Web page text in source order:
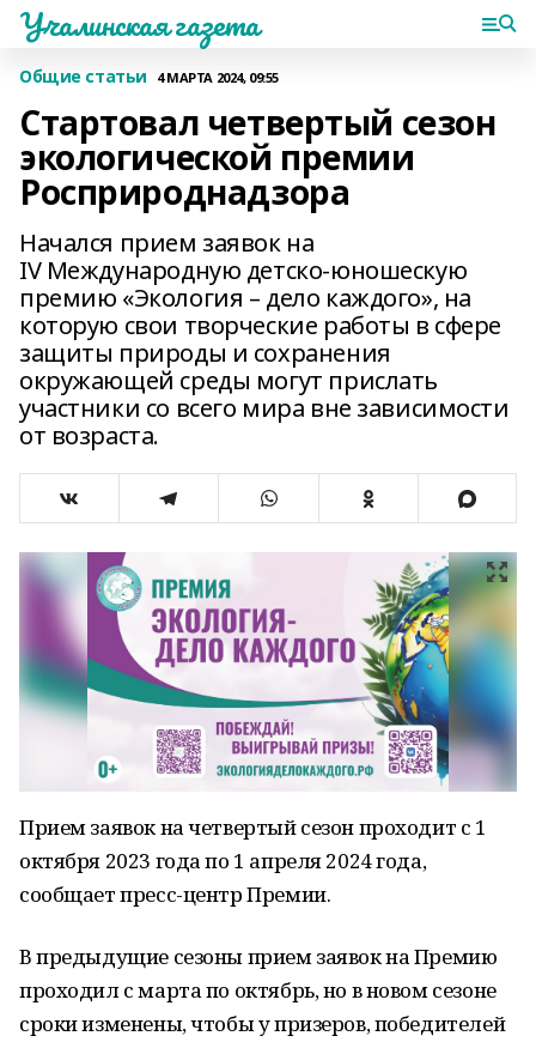
Учалинская газета
Общие статьи 4 МАРТА 2024, 09:55
Стартовал четвертый сезон
экологической премии
Росприроднадзора
Начался прием заявок на
IV Международную детско-юношескую
премию «Экология – дело каждого», на
которую свои творческие работы в сфере
защиты природы и сохранения
окружающей среды могут прислать
участники со всего мира вне зависимости
от возраста.
Прием заявок на четвертый сезон проходит с 1
октября 2023 года по 1 апреля 2024 года,
сообщает пресс-центр Премии.
В предыдущие сезоны прием заявок на Премию
проходил с марта по октябрь, но в новом сезоне
сроки изменены, чтобы у призеров, победителей